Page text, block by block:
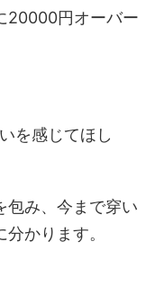
20000円オーバー
を感じてほし
包み、今まで穿い
かります。